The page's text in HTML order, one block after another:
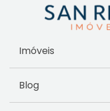
Imóveis
Blog